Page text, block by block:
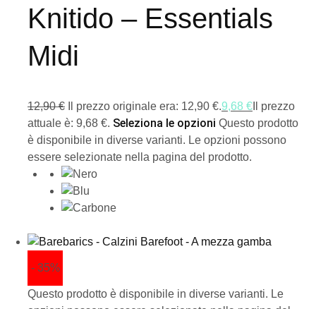
Knitido – Essentials
Midi
12,90€ Il prezzo originale era: 12,90 €.9,68 € Il prezzo
attuale è: 9,68 €. Seleziona le opzioni Questo prodotto
è disponibile in diverse varianti. Le opzioni possono
essere selezionate nella pagina del prodotto.
- 35%
Questo prodotto è disponibile in diverse varianti. Le